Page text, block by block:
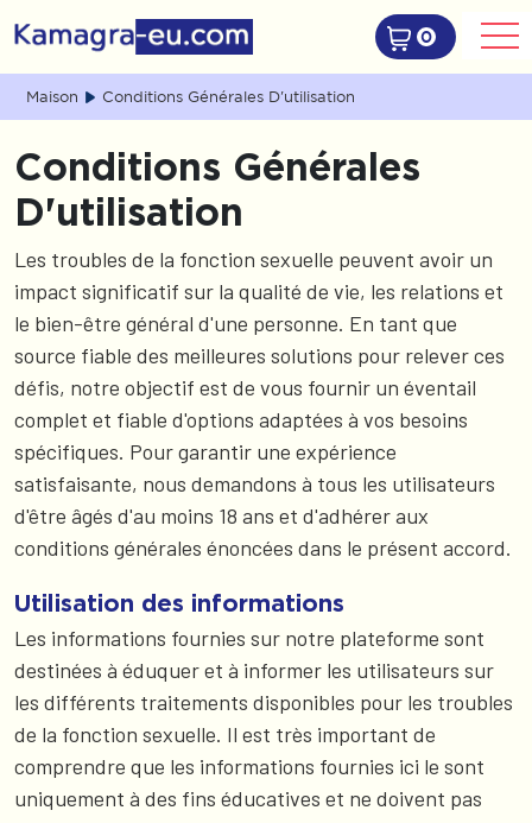
0
Maison Conditions Générales D'utilisation
Conditions Générales
D'utilisation
Les troubles de la fonction sexuelle peuvent avoir un
impact significatif sur la qualité de vie, les relations et
le bien-être général d'une personne. En tant que
source fiable des meilleures solutions pour relever ces
défis, notre objectif est de vous fournir un éventail
complet et fiable d'options adaptées à vos besoins
spécifiques. Pour garantir une expérience
satisfaisante, nous demandons à tous les utilisateurs
d'être âgés d'au moins 18 ans et d'adhérer aux
conditions générales énoncées dans le présent accord.
Utilisation des informations
Les informations fournies sur notre plateforme sont
destinées à éduquer et à informer les utilisateurs sur
les différents traitements disponibles pour les troubles
de la fonction sexuelle. Il est très important de
comprendre que les informations fournies ici le sont
uniquement à des fins éducatives et ne doivent pas